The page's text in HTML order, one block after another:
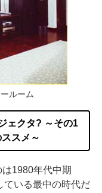
ルーム
ェクタ? ～その1
スメ～
1980年代中期
ている最中の時代だ